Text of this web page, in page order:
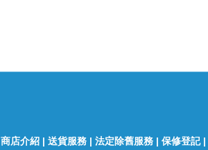
商店介紹 | 送貨服務 | 法定除舊服務 | 保修登記|